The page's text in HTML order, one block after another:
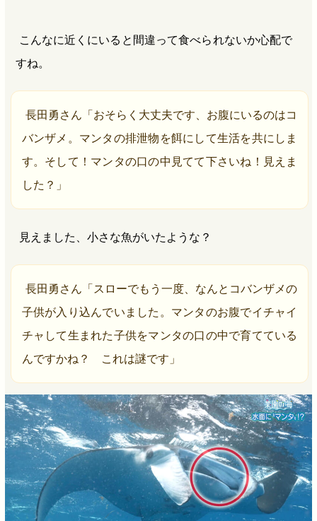
こんなに近くにいると間違って食べられないか心配で
すね。
長田勇さん「おそらく大丈夫です、お腹にいるのはコ
バンザメ。マンタの排泄物を餌にして生活を共にしま
す。そして！マンタの口の中見てて下さいね！見えま
した？」
見えました、小さな魚がいたような？
長田勇さん「スローでもう一度、なんとコバンザメの
子供が入り込んでいました。マンタのお腹でイチャイ
チャして生まれた子供をマンタの口の中で育てている
んですかね？ これは謎です」